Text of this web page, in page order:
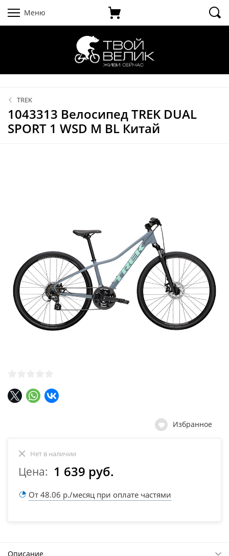
Меню
TREK
1043313 Велосипед TREK DUAL
SPORT 1 WSD M BL Китай
Избранное
Нет в наличии
Цена: 1 639 руб.
От 48.06 р./месяц при оплате частями
Описание